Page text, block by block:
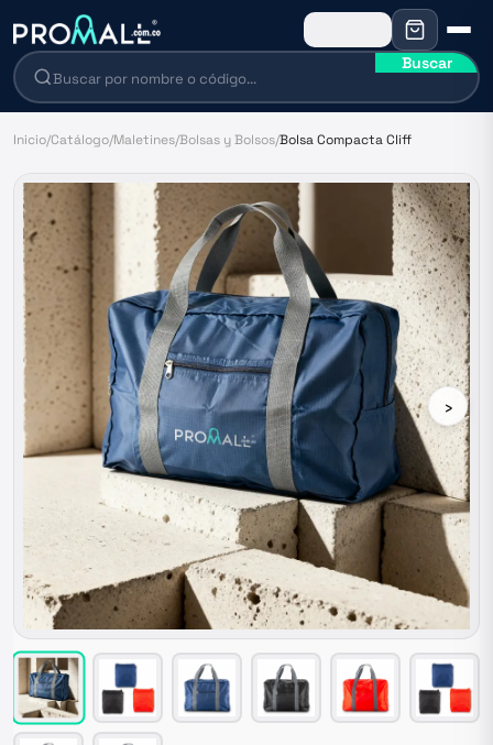
Buscar
Inicio/Catálogo/Maletines/Bolsas y Bolsos/Bolsa Compacta Cliff
›